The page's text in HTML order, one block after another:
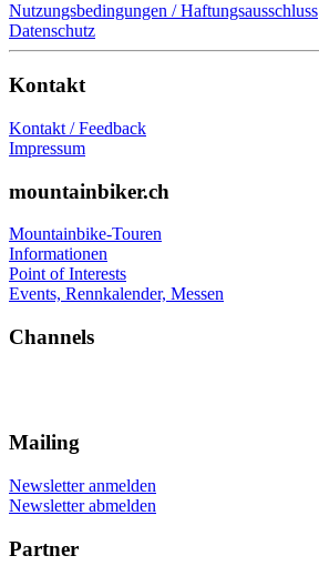
Nutzungsbedingungen / Haftungsausschluss
Datenschutz
Kontakt
Kontakt / Feedback
Impressum
mountainbiker.ch
Mountainbike-Touren
Informationen
Point of Interests
Events, Rennkalender, Messen
Channels
Mailing
Newsletter anmelden
Newsletter abmelden
Partner